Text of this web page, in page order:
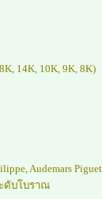
14K, 10K, 9K, 8K)
Audemars
ดับโบราณ